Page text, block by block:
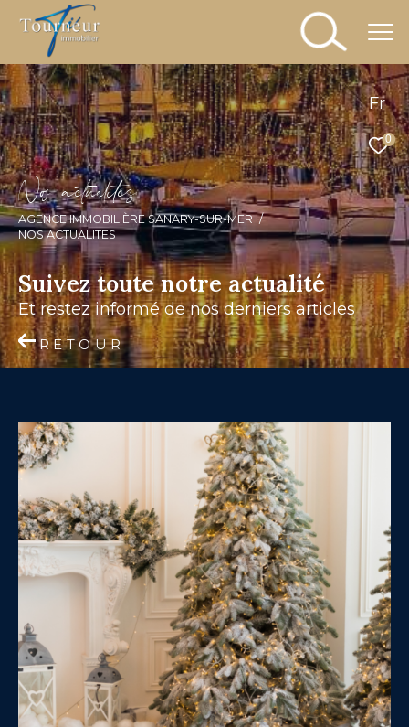
Fr
0
No actuaiés
AGENCE IMMOBILIÈRE SANARY-SUR-MER
NOS ACTUALITES
Suivez toute notre actualité
et restez informé de nos derniers articles
RETOUR